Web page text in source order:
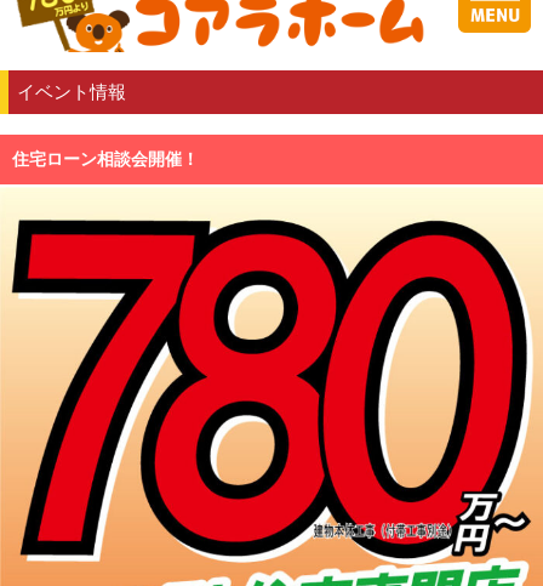
イベント情報
住宅ローン相談会開催！